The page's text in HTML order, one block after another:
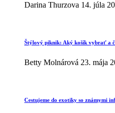
Darina Thurzova 14. júla
Štýlový piknik: Aký košík vybrať a
Betty Molnárová 23. mája
Cestujeme do exotiky so známymi